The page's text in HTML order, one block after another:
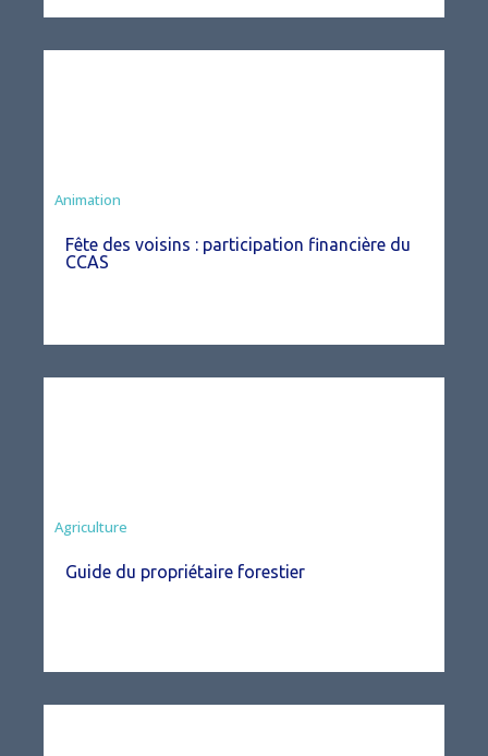
Animation
Fête des voisins : participation financière du
CCAS
Agriculture
Guide du propriétaire forestier